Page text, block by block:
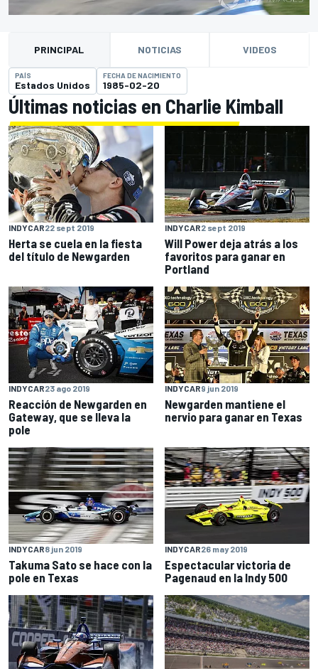
PRINCIPAL NOTICIAS VIDEOS
PAÍS
Estados Unidos
FECHA DE NACIMIENTO
1985-02-20
Últimas noticias en Charlie Kimball
INDYCAR22 sept 2019
Herta se cuela en la fiesta
del título de Newgarden
INDYCAR2 sept 2019
Will Power deja atrás a los
favoritos para ganar en
Portland
INDYCAR23 ago 2019
Reacción de Newgarden en
Gateway, que se lleva la
pole
INDYCAR9 jun 2019
Newgarden mantiene el
nervio para ganar en Texas
INDYCAR8 jun 2019
Takuma Sato se hace con la
pole en Texas
INDYCAR26 may 2019
Espectacular victoria de
Pagenaud en la Indy 500